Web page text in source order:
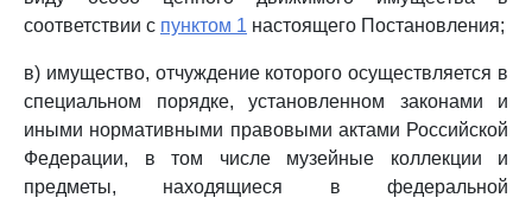
соответствии с пунктом 1 настоящего Постановления;
в) имущество, отчуждение которого осуществляется в
специальном порядке, установленном законами и
иными нормативными правовыми актами Российской
Федерации, в том числе музейные коллекции и
предметы, находящиеся в федеральной